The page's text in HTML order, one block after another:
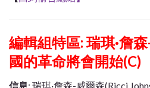
編輯組特區:瑞琪·詹
國的革命將會開始(C)
信息: 瑞琪·詹森-威爾森(Ricci